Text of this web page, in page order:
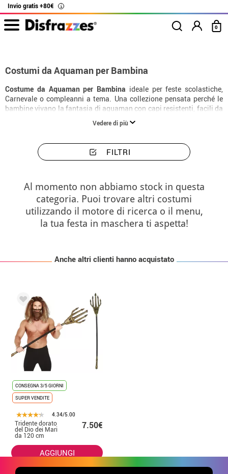
Invio gratis +80€ i
0
Costumi da Aquaman per Bambina
Costume da Aquaman per Bambina ideale per feste scolastiche,
Carnevale o compleanni a tema. Una collezione pensata perché le
bambine vivano la fantasia di aquaman con capi resistenti, facili da
indossare e con una finitura molto realistica.
Vedere di più
FILTRI
Al momento non abbiamo stock in questa
categoria. Puoi trovare altri costumi
utilizzando il motore di ricerca o il menu,
la tua festa in maschera ti aspetta!
Anche altri clienti hanno acquistato
CONSEGNA 3/5 GIORNI
SUPER VENDITE
4.34/5.00
Tridente dorato
del Dio dei Mari
da 120 cm
7.50€
AGGIUNGI